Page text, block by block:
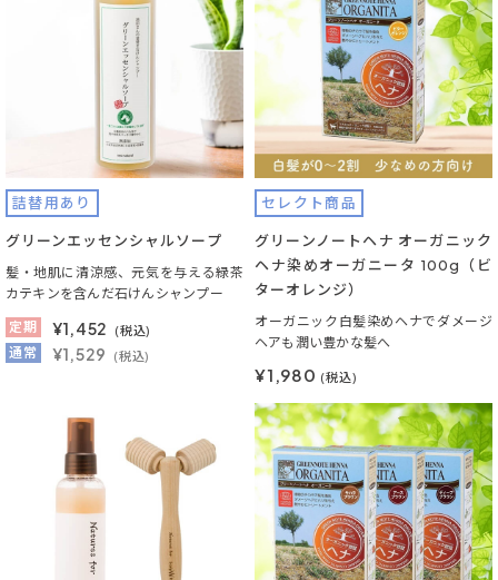
詰替用あり
グリーンエッセンシャルソープ
髪・地肌に清涼感、元気を与える緑茶
カテキンを含んだ石けんシャンプー
定期
¥1,452 (税込)
通常 ¥1,529 (税込)
セレクト商品
グリーンノートヘナ オーガニック
ヘナ染めオーガニータ 100g（ビ
ターオレンジ）
オーガニック白髪染めヘナでダメージ
ヘアも潤い豊かな髪へ
¥1,980 (税込)